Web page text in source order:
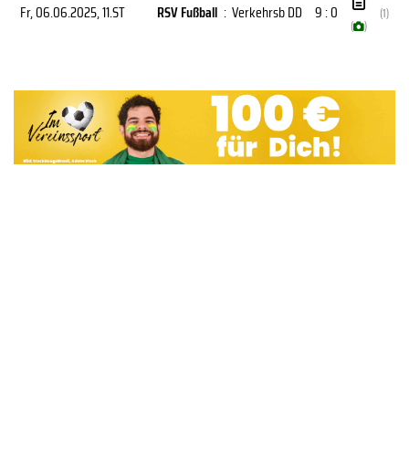
Fr, 06.06.2025, 11.ST RSV Fußball : Verkehrsb DD 9 : 0
( )
(1)